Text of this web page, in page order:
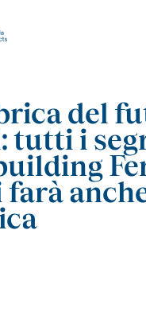
del
tutti i
farà